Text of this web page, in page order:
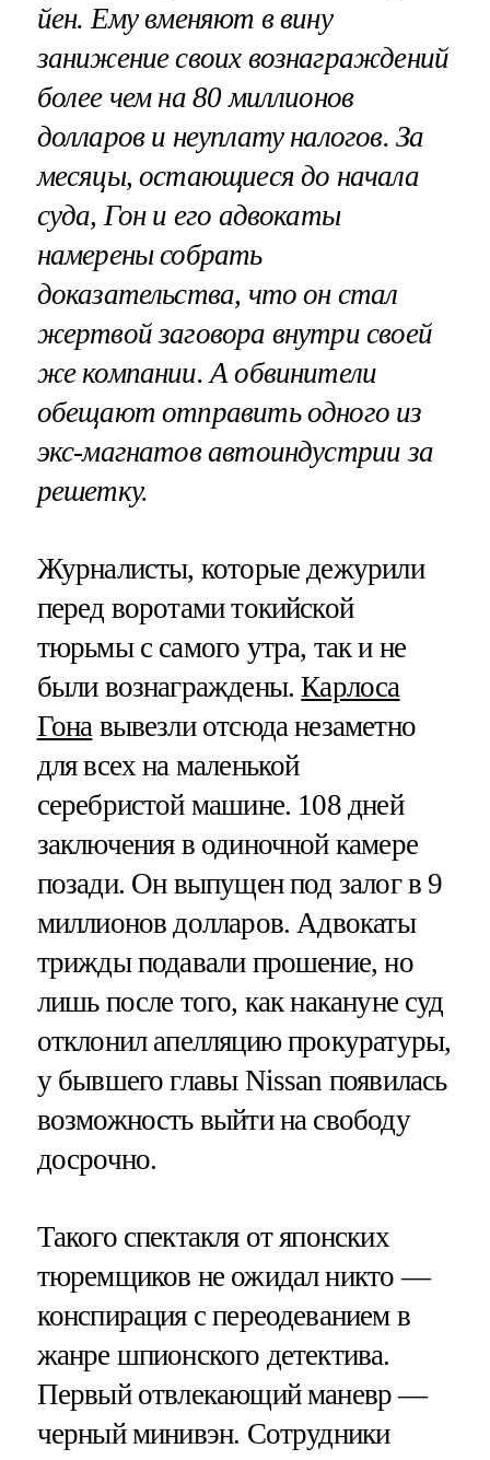
йен. Ему вменяют в вину
занижение своих вознаграждений
более чем на 80 миллионов
долларов и неуплату налогов. За
месяцы, остающиеся до начала
суда, Гон и его адвокаты
намерены собрать
доказательства, что он стал
жертвой заговора внутри своей
же компании. А обвинители
обещают отправить одного из
экс-магнатов автоиндустрии за
решетку.
Журналисты, которые дежурили
перед воротами токийской
тюрьмы с самого утра, так и не
были вознаграждены.Карлоса
Гона вывезли отсюда незаметно
для всех на маленькой
серебристой машине. 108 дней
заключения в одиночной камере
позади. Он выпущен под залог в 9
миллионов долларов. Адвокаты
трижды подавали прошение, но
лишь после того, как накануне суд
отклонил апелляцию прокуратуры,
у бывшего главы Nissan появилась
возможность выйти на свободу
досрочно.
Такого спектакля от японских
тюремщиков не ожидал никто —
конспирация с переодеванием в
жанре шпионского детектива.
Первый отвлекающий маневр —
черный минивэн. Сотрудники